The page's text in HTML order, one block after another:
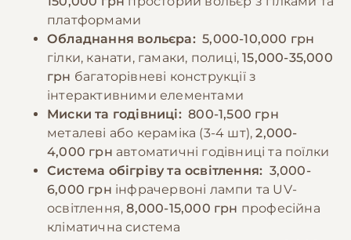
🎁 −10% на зоотовари
За промокодом E-PET
уникати людської їжі, особливо солодощів,
солоних та жирних продуктів, які можуть
зашкодити здоров'ю тварини.
🎁 −10% на зоотовари
За промокодом E-PET
платформами
Обладнання вольєра: 5,000-10,000 грн
гілки, канати, гамаки, полиці,15,000-35,000
грн багаторівневі конструкції з
інтерактивними елементами
Миски та годівниці: 800-1,500 грн
металеві або кераміка (3-4 шт),2,000-
4,000 грн автоматичні годівниці та поїлки
Система обігріву та освітлення: 3,000-
6,000 грн інфрачервоні лампи та UV-
освітлення,8,000-15,000 грн професійна
кліматична система